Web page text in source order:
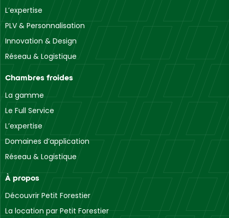
L’expertise
PLV & Personnalisation
Innovation & Design
Réseau & Logistique
Chambres froides
La gamme
Le Full Service
L’expertise
Domaines d’application
Réseau & Logistique
À propos
Découvrir Petit Forestier
La location par Petit Forestier